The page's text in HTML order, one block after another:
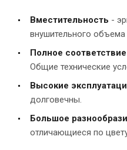
Вместительность -
внушительного
Полное
Общие технические
Высокие
долговечны.
Большое
отличающиеся по